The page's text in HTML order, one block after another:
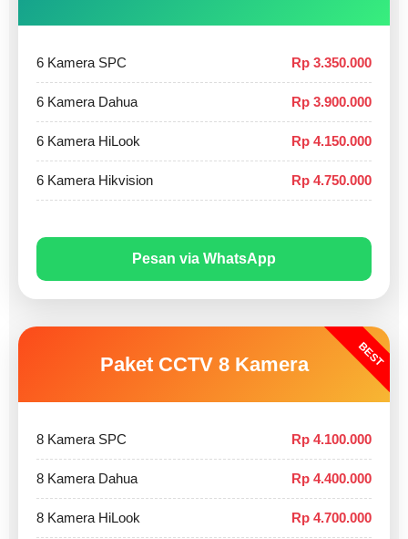
6 Kamera SPC Rp 3.350.000
6 Kamera Dahua Rp 3.900.000
6 Kamera HiLook Rp 4.150.000
6 Kamera Hikvision Rp 4.750.000
Pesan via WhatsApp
BEST
Paket CCTV 8 Kamera
8 Kamera SPC Rp 4.100.000
8 Kamera Dahua Rp 4.400.000
8 Kamera HiLook Rp 4.700.000